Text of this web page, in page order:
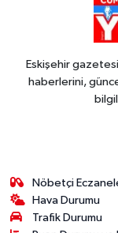
Eskişehir
haberlerini,
Nöbetçi
Hava Durumu
Trafik Durumu